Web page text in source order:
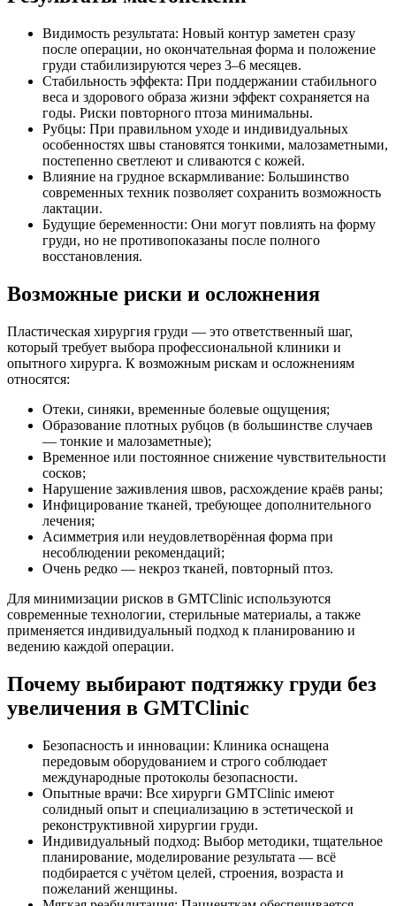
Видимость результата: Новый контур заметен сразу
после операции, но окончательная форма и положение
груди стабилизируются через 3–6 месяцев.
Стабильность эффекта: При поддержании стабильного
веса и здорового образа жизни эффект сохраняется на
годы. Риски повторного птоза минимальны.
Рубцы: При правильном уходе и индивидуальных
особенностях швы становятся тонкими, малозаметными,
постепенно светлеют и сливаются с кожей.
Влияние на грудное вскармливание: Большинство
современных техник позволяет сохранить возможность
лактации.
Будущие беременности: Они могут повлиять на форму
груди, но не противопоказаны после полного
восстановления.
Возможные риски и осложнения
Пластическая хирургия груди — это ответственный шаг,
который требует выбора профессиональной клиники и
опытного хирурга. К возможным рискам и осложнениям
относятся:
Отеки, синяки, временные болевые ощущения;
Образование плотных рубцов (в большинстве случаев
— тонкие и малозаметные);
Временное или постоянное снижение чувствительности
сосков;
Нарушение заживления швов, расхождение краёв раны;
Инфицирование тканей, требующее дополнительного
лечения;
Асимметрия или неудовлетворённая форма при
несоблюдении рекомендаций;
Очень редко — некроз тканей, повторный птоз.
Для минимизации рисков в GMTClinic используются
современные технологии, стерильные материалы, а также
применяется индивидуальный подход к планированию и
ведению каждой операции.
Почему выбирают подтяжку груди без
увеличения в GMTClinic
Безопасность и инновации: Клиника оснащена
передовым оборудованием и строго соблюдает
международные протоколы безопасности.
Опытные врачи: Все хирурги GMTClinic имеют
солидный опыт и специализацию в эстетической и
реконструктивной хирургии груди.
Индивидуальный подход: Выбор методики, тщательное
планирование, моделирование результата — всё
подбирается с учётом целей, строения, возраста и
пожеланий женщины.